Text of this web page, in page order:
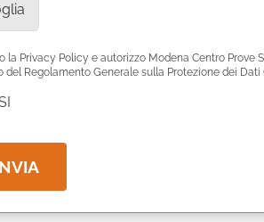
la Privacy Policy e autorizzo Modena Centro Prove
del Regolamento Generale sulla Protezione dei Dati